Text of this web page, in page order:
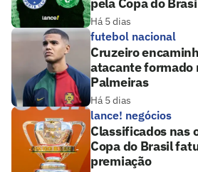
pela Copa do
Há 5 dias
futebol nacional
Cruzeiro
atacante formado
Palmeiras
Há 5 dias
lance! negócios
Classificados nas
Copa do Brasil
premiação